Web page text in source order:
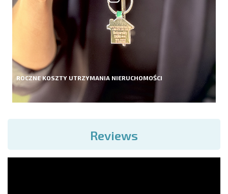
ROCZNE KOSZTY UTRZYMANIA NIERUCHOMOŚCI
Reviews